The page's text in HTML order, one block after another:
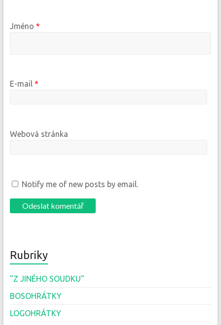
Jméno *
E-mail *
Webová stránka
Notify me of new posts by email.
Rubriky
"Z JINÉHO SOUDKU"
BOSOHRÁTKY
LOGOHRÁTKY